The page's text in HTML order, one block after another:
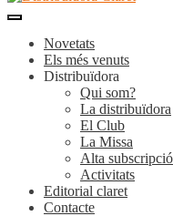
Novetats
Els més venuts
Distribuïdora
Qui som?
La distribuïdora
El Club
La Missa
Alta subscripció
Activitats
Editorial claret
Contacte